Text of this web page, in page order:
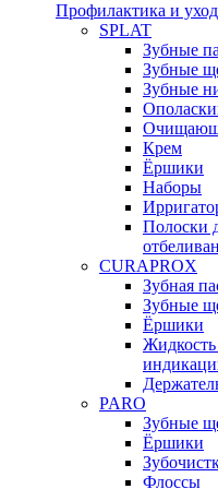
Профилактика и уход
SPLAT
Зубные
Зубные
Зубные
Крем
Ёршики
Наборы
Полоски
CURAPROX
Зубная
Зубные
Ёршики
PARO
Зубные
Ёршики
Флоссы